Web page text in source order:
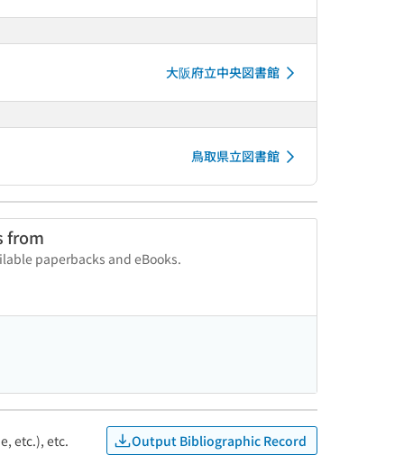
大阪府立中央図書館
鳥取県立図書館
from
paperbacks and eBooks.
etc.), etc. Output Bibliographic Record